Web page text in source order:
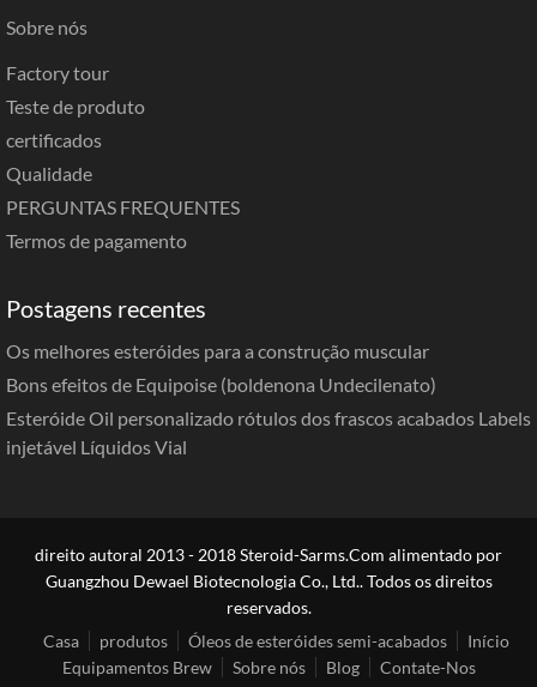
Sobre nós
Factory tour
Teste de produto
certificados
Qualidade
PERGUNTAS FREQUENTES
Termos de pagamento
Postagens recentes
Os melhores esteróides para a construção muscular
Bons efeitos de Equipoise (boldenona Undecilenato)
Esteróide Oil personalizado rótulos dos frascos acabados Labels
injetável Líquidos Vial
direito autoral 2013 - 2018 Steroid-Sarms.Com alimentado por
Guangzhou Dewael Biotecnologia Co., Ltd.. Todos os direitos
reservados.
Casa
produtos Óleos de esteróides semi-acabados
Início
Equipamentos Brew
Sobre nós Blog Contate-Nos